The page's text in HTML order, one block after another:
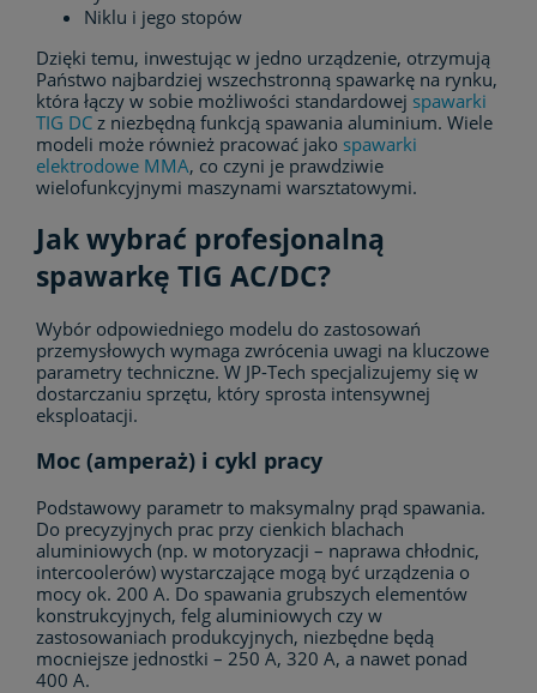
Niklu i jego stopów
Dzięki temu, inwestując w jedno urządzenie, otrzymują
Państwo najbardziej wszechstronną spawarkę na rynku,
która łączy w sobie możliwości standardowej spawarki
TIG DC z niezbędną funkcją spawania aluminium. Wiele
modeli może również pracować jako spawarki
elektrodowe MMA, co czyni je prawdziwie
wielofunkcyjnymi maszynami warsztatowymi.
Jak wybrać profesjonalną
spawarkę TIG AC/DC?
Wybór odpowiedniego modelu do zastosowań
przemysłowych wymaga zwrócenia uwagi na kluczowe
parametry techniczne. W JP-Tech specjalizujemy się w
dostarczaniu sprzętu, który sprosta intensywnej
eksploatacji.
Moc (amperaż) i cykl pracy
Podstawowy parametr to maksymalny prąd spawania.
Do precyzyjnych prac przy cienkich blachach
aluminiowych (np. w motoryzacji – naprawa chłodnic,
intercoolerów) wystarczające mogą być urządzenia o
mocy ok. 200 A. Do spawania grubszych elementów
konstrukcyjnych, felg aluminiowych czy w
zastosowaniach produkcyjnych, niezbędne będą
mocniejsze jednostki – 250 A, 320 A, a nawet ponad
400 A.